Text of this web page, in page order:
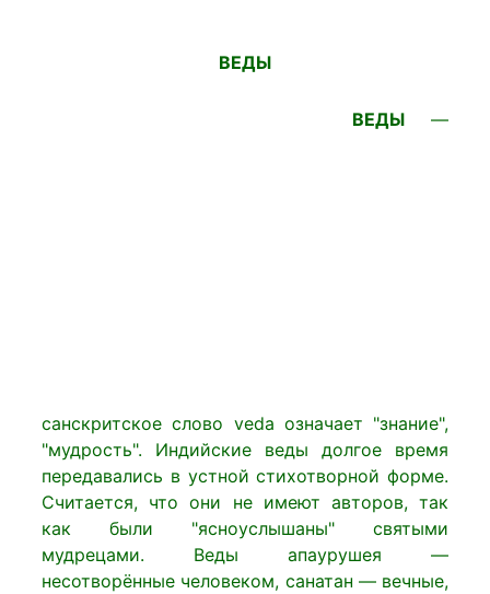
ВЕДЫ
ВЕДЫ —
санскритское слово veda означает "знание",
"мудрость". Индийские веды долгое время
передавались в устной стихотворной форме.
Считается, что они не имеют авторов, так
как были "ясноуслышаны" святыми
мудрецами. Веды апаурушея —
несотворённые человеком, санатан — вечные,